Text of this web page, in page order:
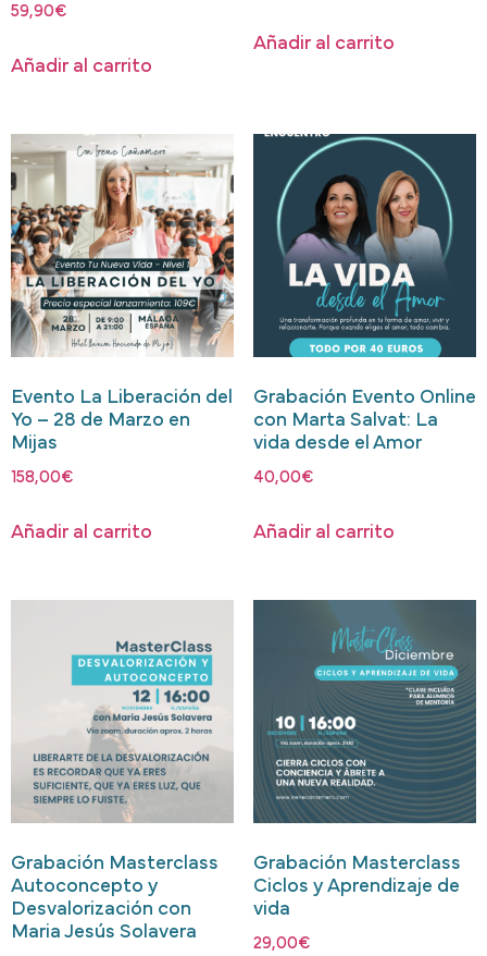
59,90€
Añadir al carrito
Añadir al carrito
Evento La Liberación del
Yo – 28 de Marzo en
Mijas
158,00€
Añadir al carrito
Grabación Evento Online
con Marta Salvat: La
vida desde el Amor
40,00€
Añadir al carrito
Grabación Masterclass
Autoconcepto y
Desvalorización con
Maria Jesús Solavera
Grabación Masterclass
Ciclos y Aprendizaje de
vida
29,00€